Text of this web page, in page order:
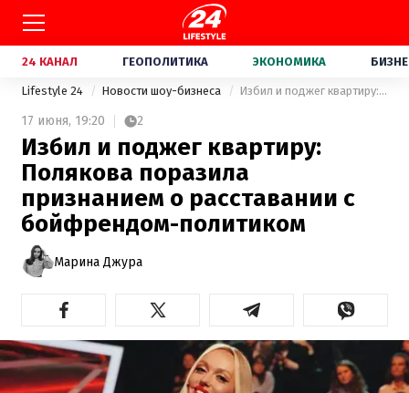
24 КАНАЛ ГЕОПОЛИТИКА ЭКОНОМИКА
Lifestyle 24 Новости шоу-бизнеса Избил и поджег квартиру: Полякова поразила признанием о расставании с бойфрендом-политиком
17 июня, 19:20 2
Избил и поджег квартиру:
Полякова поразила
признанием о расставании с
бойфрендом-политиком
Марина Джура